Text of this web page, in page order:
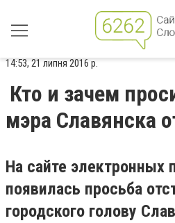
14:53, 21 липня 2016 р.
Кто и зачем
мэра Славянска
На сайте электронных
появилась просьба
городского голову